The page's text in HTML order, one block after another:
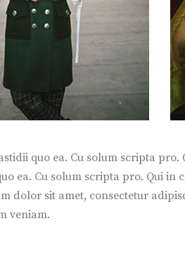
quo ea. Cu solum scripta pro.
ea. Cu solum scripta pro. Qui in
dolor sit amet, consectetur
veniam.